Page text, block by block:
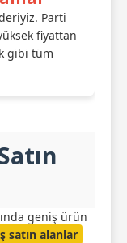
Parti
fiyattan
gibi tüm
geniş ürün
satın alanlar